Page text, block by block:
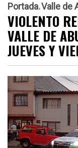
Portada Valle de
VIOLENTO
VALLE DE
JUEVES Y